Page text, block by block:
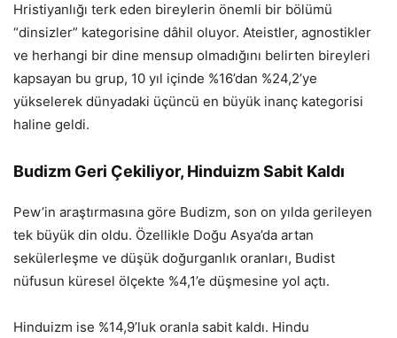
Hristiyanlığı terk eden bireylerin önemli bir bölümü
“dinsizler” kategorisine dâhil oluyor. Ateistler, agnostikler
ve herhangi bir dine mensup olmadığını belirten bireyleri
kapsayan bu grup, 10 yıl içinde %16’dan %24,2’ye
yükselerek dünyadaki üçüncü en büyük inanç kategorisi
haline geldi.
Budizm Geri Çekiliyor, Hinduizm Sabit Kaldı
Pew’in araştırmasına göre Budizm, son on yılda gerileyen
tek büyük din oldu. Özellikle Doğu Asya’da artan
sekülerleşme ve düşük doğurganlık oranları, Budist
nüfusun küresel ölçekte %4,1’e düşmesine yol açtı.
Hinduizm ise %14,9’luk oranla sabit kaldı. Hindu